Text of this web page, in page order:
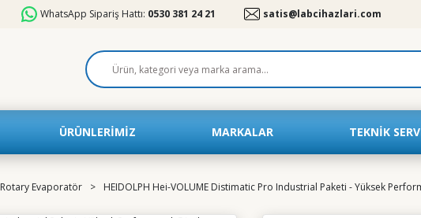
WhatsApp Sipariş Hattı: 0530 381 24 21 satis@labcihazlari.com
ÜRÜNLERİMİZ MARKALAR TEKNIK
Rotary Evaporatör HEIDOLPH Hei-VOLUME Distimatic Pro Industrial Paketi - Yüksek